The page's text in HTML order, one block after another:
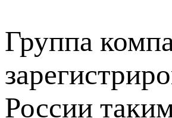
Группа
России